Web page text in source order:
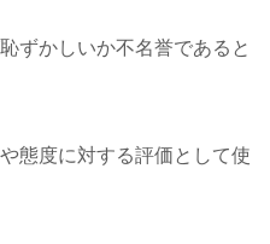
ずかしいか不名誉であると
態度に対する評価として使